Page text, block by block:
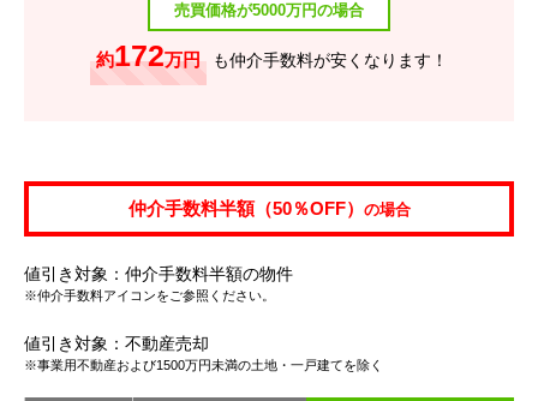
売買価格が5000万円の場合
約172万円 も仲介手数料が安くなります！
仲介手数料半額（50％OFF） の場合
値引き対象：仲介手数料半額の物件
※仲介手数料アイコンをご参照ください。
値引き対象：不動産売却
※事業用不動産および1500万円未満の土地・一戸建てを除く